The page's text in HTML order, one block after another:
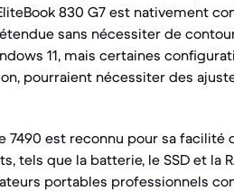
830 G7 est nativement
sans nécessiter de
11, mais certaines
pourraient nécessiter des
7490 est reconnu pour sa
tels que la batterie, le SSD et la
portables professionnels